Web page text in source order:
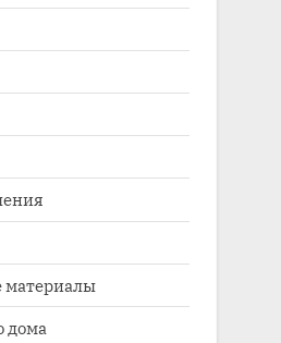
материалы
дома